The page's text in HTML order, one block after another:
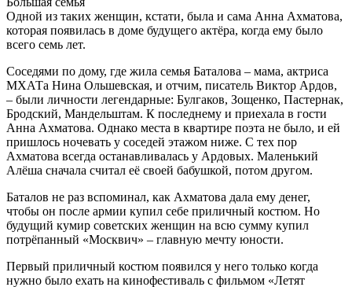
Одной из таких женщин, кстати, была и сама Анна Ахматова,
которая появилась в доме будущего актёра, когда ему было
всего семь лет.
Соседями по дому, где жила семья Баталова – мама, актриса
МХАТа Нина Ольшевская, и отчим, писатель Виктор Ардов,
– были личности легендарные: Булгаков, Зощенко, Пастернак,
Бродский, Мандельштам. К последнему и приехала в гости
Анна Ахматова. Однако места в квартире поэта не было, и ей
пришлось ночевать у соседей этажом ниже. С тех пор
Ахматова всегда останавливалась у Ардовых. Маленький
Алёша сначала считал её своей бабушкой, потом другом.
Баталов не раз вспоминал, как Ахматова дала ему денег,
чтобы он после армии купил себе приличный костюм. Но
будущий кумир советских женщин на всю сумму купил
потрёпанный «Москвич» – главную мечту юности.
Первый приличный костюм появился у него только когда
нужно было ехать на кинофестиваль с фильмом «Летят